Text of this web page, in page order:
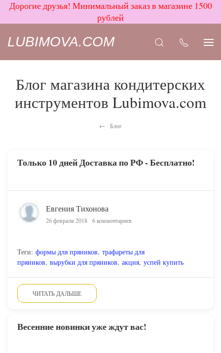
Дорогие друзья! Минимальный заказ в магазине 1500
рублей
LUBIMOVA.COM
Блог магазина кондитерских
инструментов Lubimova.com
Блог
Только 10 дней Доставка по РФ - Бесплатно!
Евгения Тихонова
26 февраля 2018 6 комментариев
Теги: формы для пряников, трафареты для
пряников, вырубки для пряников, акция, успей купить
ЧИТАТЬ ДАЛЬШЕ
Весенние новинки уже ждут вас!